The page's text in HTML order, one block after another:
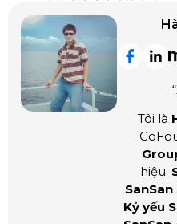
Tôi là
hiệu:
Kỷ yếu